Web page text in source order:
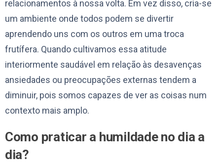
relacionamentos à nossa volta. Em vez disso, cria-se
um ambiente onde todos podem se divertir
aprendendo uns com os outros em uma troca
frutífera. Quando cultivamos essa atitude
interiormente saudável em relação às desavenças
ansiedades ou preocupações externas tendem a
diminuir, pois somos capazes de ver as coisas num
contexto mais amplo.
Como praticar a humildade no dia a
dia?